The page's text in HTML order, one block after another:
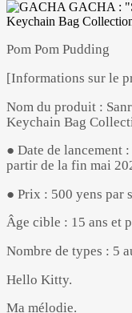
Pom Pom Pudding
[Informations sur le
Nom du produit :
Keychain Bag
● Date de lancement
partir de la fin mai
● Prix : 500 yens par
Âge cible : 15 ans et
Nombre de types : 5
Hello Kitty.
Ma mélodie.